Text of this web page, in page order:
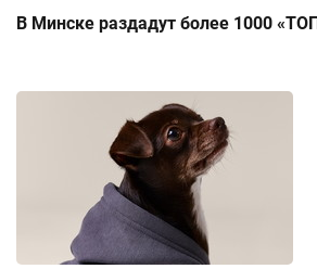
В Минске раздадут более 1000